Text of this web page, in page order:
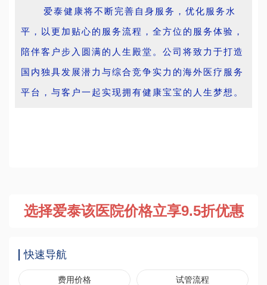
爱泰健康将不断完善自身服务，优化服务水
平，以更加贴心的服务流程，全方位的服务体验，
陪伴客户步入圆满的人生殿堂。公司将致力于打造
国内独具发展潜力与综合竞争实力的海外医疗服务
平台，与客户一起实现拥有健康宝宝的人生梦想。
选择爱泰该医院价格立享9.5折优惠
快速导航
费用价格 试管流程